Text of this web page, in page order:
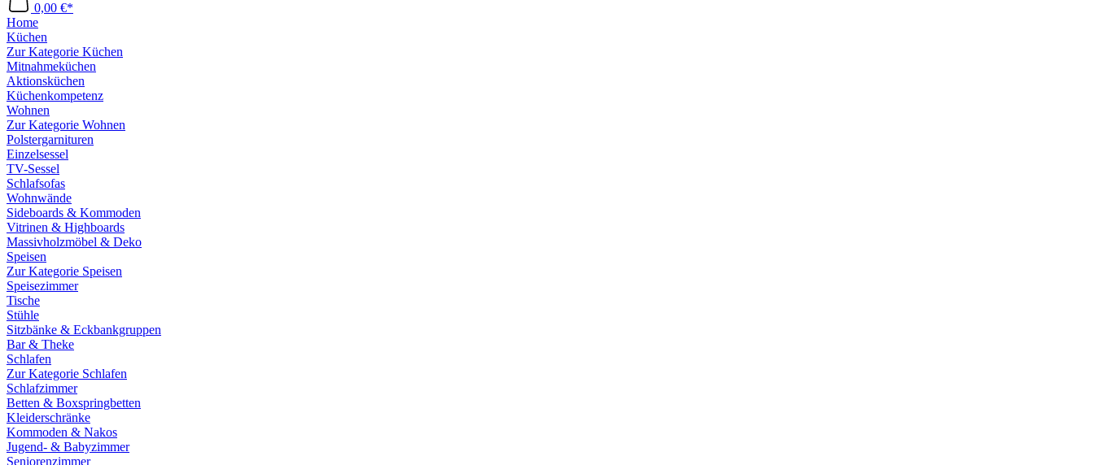
0,00 €*
Home
Küchen
Zur Kategorie Küchen
Mitnahmeküchen
Aktionsküchen
Küchenkompetenz
Wohnen
Zur Kategorie Wohnen
Polstergarnituren
Einzelsessel
TV-Sessel
Schlafsofas
Wohnwände
Sideboards & Kommoden
Vitrinen & Highboards
Massivholzmöbel & Deko
Speisen
Zur Kategorie Speisen
Speisezimmer
Tische
Stühle
Sitzbänke & Eckbankgruppen
Bar & Theke
Schlafen
Zur Kategorie Schlafen
Schlafzimmer
Betten & Boxspringbetten
Kleiderschränke
Kommoden & Nakos
Jugend- & Babyzimmer
Seniorenzimmer